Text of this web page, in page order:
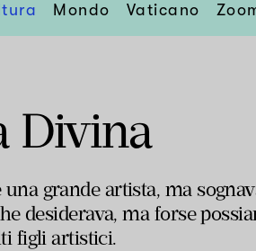
Mondo Vaticano
Divina
grande artista, ma
desiderava, ma forse
figli artistici.